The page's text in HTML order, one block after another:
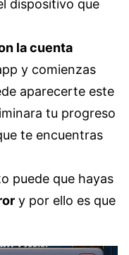
dispositivo que
la cuenta
y comienzas
aparecerte este
tu progreso
te encuentras
puede que hayas
y por ello es que